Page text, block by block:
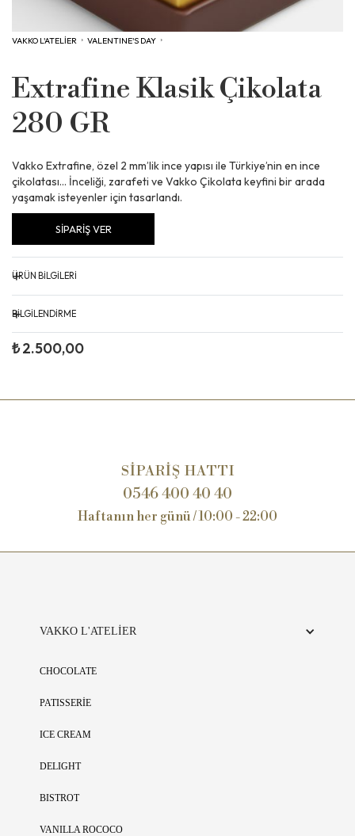
VAKKO L'ATELİER › VALENTINE'S DAY ›
Extrafine Klasik Çikolata
280 GR
Vakko Extrafine, özel 2 mm’lik ince yapısı ile Türkiye’nin en ince
çikolatası… İnceliği, zarafeti ve Vakko Çikolata keyfini bir arada
yaşamak isteyenler için tasarlandı.
SİPARİŞ VER
+
ÜRÜN BİLGİLERİ
gluten ve sert kabuklu meyveler içerebilir. Alkol, domuz yağı ve
katkıları içermez. Saklama Koşulları: 18-20°C de serin, kuru ve
kokusuz yerde muhafaza ediniz. Raf Ömrü: 12 ay
+
BİLGİLENDİRME
Değerli Vakko Dostu, Vakko L’Atelier mutfaklarımızda tüm ürünler
günlük olarak üretilmektedir. Siparişiniz esnasında ürünlerin
ürünler sunulacak veya iade süreci başlatılacaktır. Anlayışınız için
₺ 2.500,00
SİPARİŞ HATTI
0546 400 40 40
Haftanın her günü / 10:00 - 22:00
VAKKO L'ATELİER
CHOCOLATE
PATISSERİE
ICE CREAM
DELIGHT
BISTROT
VANILLA ROCOCO